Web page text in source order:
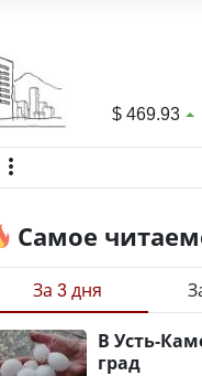
$469.93
Самое
За 3 дня
В Усть-
град